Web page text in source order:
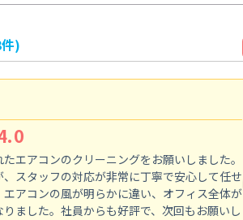
)
エアコンのクリーニングをお願いしました。
スタッフの対応が非常に丁寧で安心して任せ
アコンの風が明らかに違い、オフィス全体が
ました。社員からも好評で、次回もお願いし